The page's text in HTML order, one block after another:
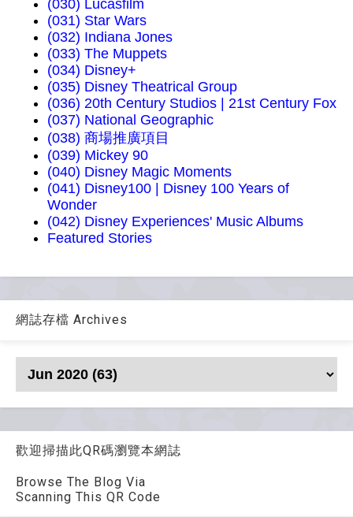
(030) Lucasfilm
(031) Star Wars
(032) Indiana Jones
(033) The Muppets
(034) Disney+
(035) Disney Theatrical Group
(036) 20th Century Studios | 21st Century Fox
(037) National Geographic
(038) 商場推廣項目
(039) Mickey 90
(040) Disney Magic Moments
(041) Disney100 | Disney 100 Years of
Wonder
(042) Disney Experiences' Music Albums
Featured Stories
網誌存檔 Archives
歡迎掃描此QR碼瀏覽本網誌
Browse The Blog Via
Scanning This QR Code